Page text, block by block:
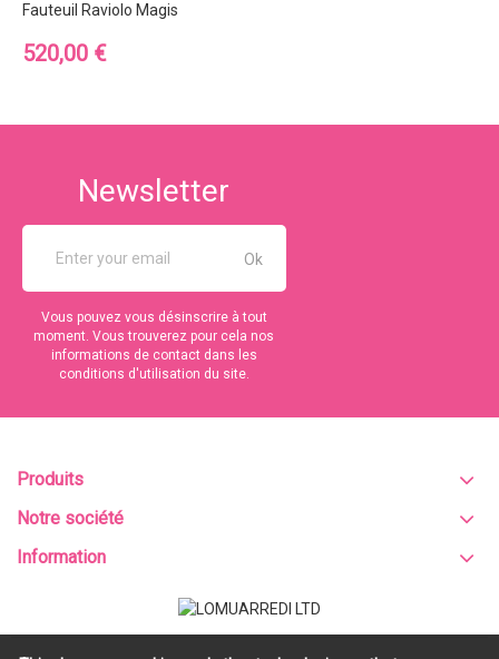
Fauteuil Raviolo Magis
Prix
520,00 €
Newsletter
Vous pouvez vous désinscrire à tout
moment. Vous trouverez pour cela nos
informations de contact dans les
conditions d'utilisation du site.
Produits
Notre société
Information